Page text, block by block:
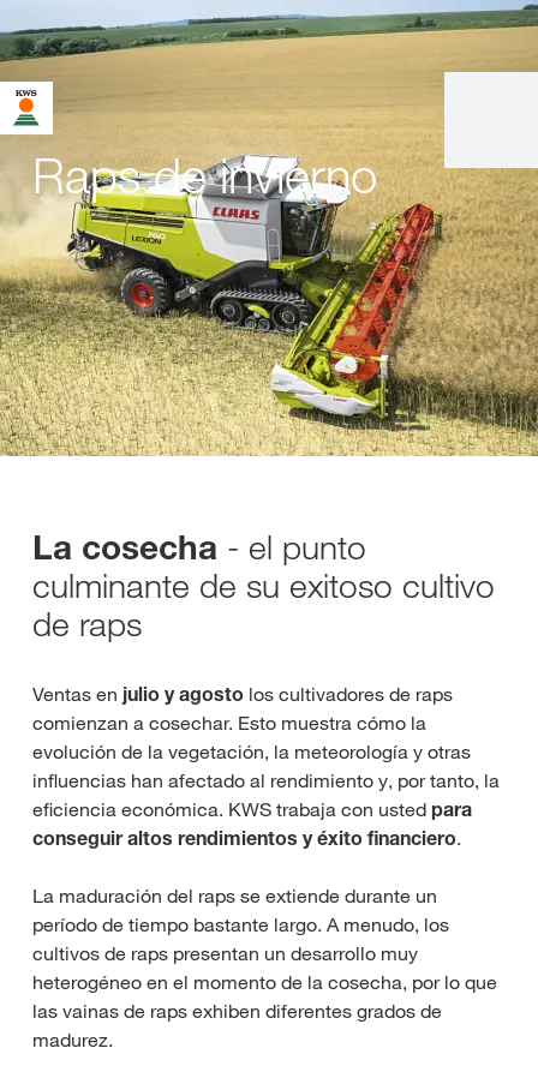
Raps de invierno
La cosecha - el punto
culminante de su exitoso cultivo
de raps
Ventas en julio y agosto los cultivadores de raps
comienzan a cosechar. Esto muestra cómo la
evolución de la vegetación, la meteorología y otras
influencias han afectado al rendimiento y, por tanto, la
eficiencia económica. KWS trabaja con usted para
conseguir altos rendimientos y éxito financiero.
La maduración del raps se extiende durante un
período de tiempo bastante largo. A menudo, los
cultivos de raps presentan un desarrollo muy
heterogéneo en el momento de la cosecha, por lo que
las vainas de raps exhiben diferentes grados de
madurez.